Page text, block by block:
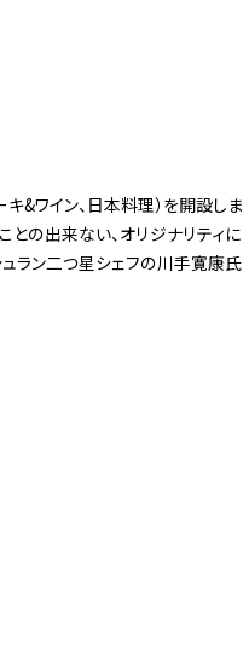
&ワイン、日本料理）を開設しま
の出来ない、オリジナリティに
ュラン二つ星シェフの川手寛康氏